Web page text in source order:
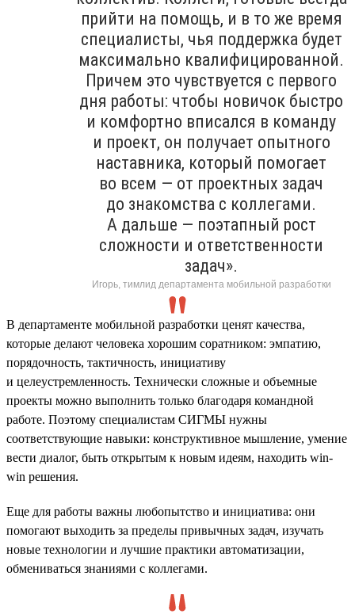
прийти на помощь, и в то же время
специалисты, чья поддержка будет
максимально квалифицированной.
Причем это чувствуется с первого
дня работы: чтобы новичок быстро
и комфортно вписался в команду
и проект, он получает опытного
наставника, который помогает
во всем — от проектных задач
до знакомства с коллегами.
А дальше — поэтапный рост
сложности и ответственности
задач».
Игорь, тимлид департамента мобильной разработки
В департаменте мобильной разработки ценят качества,
которые делают человека хорошим соратником: эмпатию,
порядочность, тактичность, инициативу
и целеустремленность. Технически сложные и объемные
проекты можно выполнить только благодаря командной
работе. Поэтому специалистам СИГМЫ нужны
соответствующие навыки: конструктивное мышление, умение
вести диалог, быть открытым к новым идеям, находить win-
win решения.
Еще для работы важны любопытство и инициатива: они
помогают выходить за пределы привычных задач, изучать
новые технологии и лучшие практики автоматизации,
обмениваться знаниями с коллегами.